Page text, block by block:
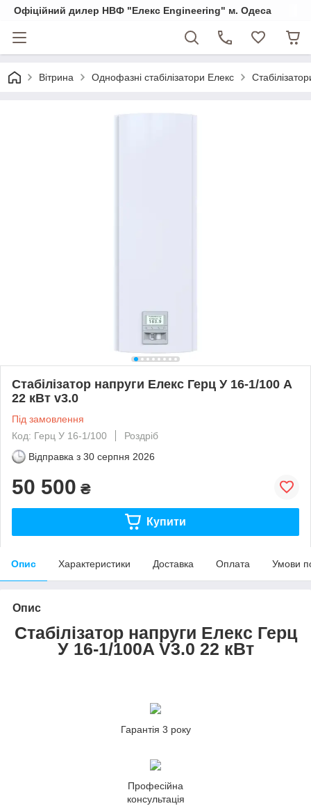
Офіційний дилер НВФ "Елекс Engineering" м. Одеса
Вітрина Однофазні стабілізатори Елекс
Стабілізатор напруги Елекс Герц У 16-1/100 А
22 кВт v3.0
Під замовлення
Код: Герц У 16-1/100
Роздріб
Відправка з 30 серпня 2026
50 500 ₴
Купити
Опис Характеристики Доставка Оплата Умови
Опис
Стабілізатор напруги Елекс Герц
У 16-1/100A V3.0 22 кВт
Гарантія 3 року
Професійна
консультація